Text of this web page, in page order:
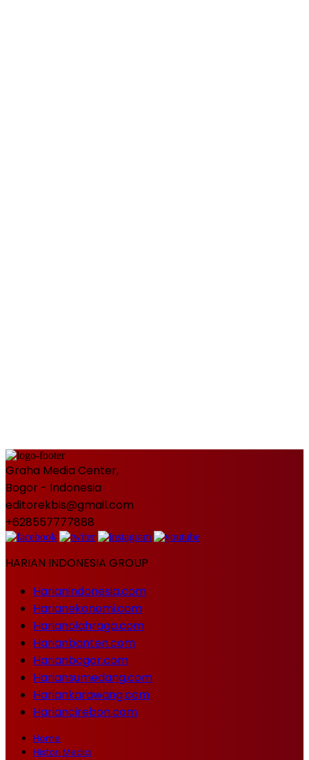
Graha Media Center,
Bogor - Indonesia
editorekbis@gmail.com
+628557777888
HARIAN INDONESIA GROUP
Harianindonesia.com
Harianekonomi.com
Harianolahraga.com
Harianbanten.com
Harianbogor.com
Hariansumedang.com
Hariankarawang.com
Hariancirebon.com
Home
Histori Media